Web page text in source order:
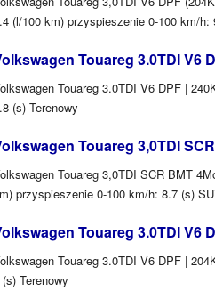
(l/100 km) przyspieszenie 0-100 km/h:
Touareg 3.0TDI V6
Touareg 3.0TDI V6 DPF |
(s) Terenowy
Touareg 3,0TDI
Touareg 3,0TDI SCR BMT
przyspieszenie 0-100 km/h: 8.7 (s)
Touareg 3.0TDI V6
Touareg 3.0TDI V6 DPF |
Terenowy